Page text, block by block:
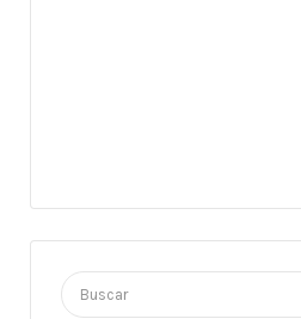
Buscar
por: